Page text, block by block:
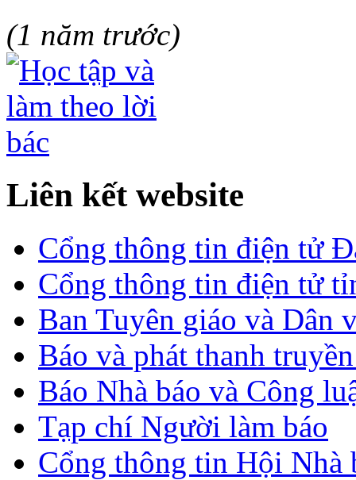
(1 năm trước)
Liên kết website
Cổng thông tin điện tử
Cổng thông tin điện tử
Ban Tuyên giáo và Dân
Báo và phát thanh
Báo Nhà báo và Công
Tạp chí Người làm báo
Cổng thông tin Hội Nhà